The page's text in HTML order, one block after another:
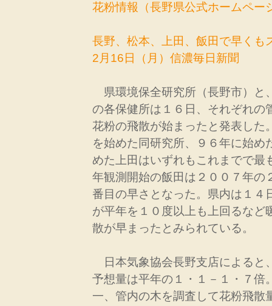
花粉情報（長野県公式ホームペー
長野、松本、上田、飯田で早くも
2月16日（月）信濃毎日新聞
県環境保全研究所（長野市）と
の各保健所は１６日、それぞれの
花粉の飛散が始まったと発表した
を始めた同研究所、９６年に始め
めた上田はいずれもこれまでで最
年観測開始の飯田は２００７年の
番目の早さとなった。県内は１４
が平年を１０度以上も上回るなど
散が早まったとみられている。
日本気象協会長野支店によると
予想量は平年の１・１－１・７倍
一、管内の木を調査して花粉飛散